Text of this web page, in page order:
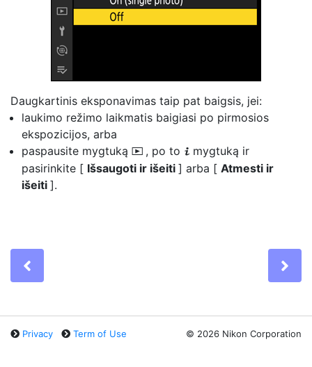
Daugkartinis eksponavimas taip pat baigsis, jei:
laukimo režimo laikmatis baigiasi po pirmosios
ekspozicijos, arba
paspausite mygtuką K , po to i mygtuką ir
pasirinkite [ Išsaugoti ir išeiti ] arba [ Atmesti ir
išeiti ].
Privacy Term of Use © 2026 Nikon Corporation